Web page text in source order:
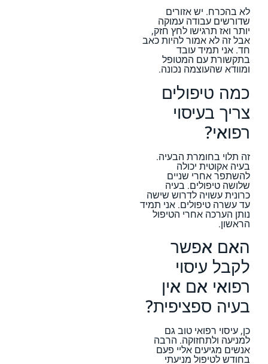
לא בהכרח. יש אזורים
שדורשים עבודה עמוקה
יותר ואז תרגישו לחץ חזק,
אבל זה לא אמור להיות כאב
חד. אני תמיד עובד
בתקשורת עם המטופל
ומוודא שהעוצמה נכונה.
כמה טיפולים
צריך בעיסוי
רפואי?
זה תלוי בחומרת הבעיה.
בעיה אקוטית יכולה
להשתפר אחרי שניים
שלושה טיפולים. בעיה
כרונית עשויה לדרוש שישה
עד עשרה טיפולים. אני תמיד
נותן הערכה אחרי הטיפול
הראשון.
האם אפשר
לקבל עיסוי
רפואי אם אין
בעיה ספציפית?
כן, עיסוי רפואי טוב גם
למניעה ולתחזוקה. הרבה
אנשים מגיעים אליי פעם
בחודש לטיפול מניעתי